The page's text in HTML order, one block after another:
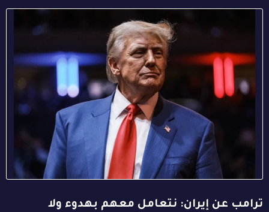
ترامب عن إيران: نتعامل معهم بهدوء ولا